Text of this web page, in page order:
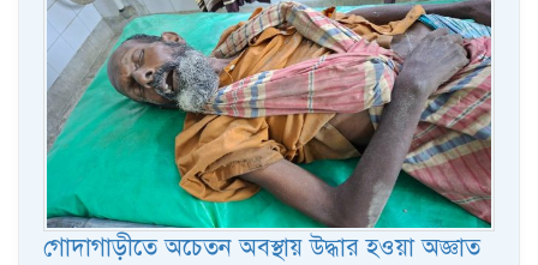
গোদাগাড়ীতে অচেতন অবস্থায় উদ্ধার হওয়া অজ্ঞাত